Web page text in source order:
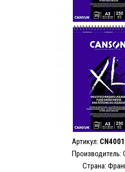
Артикул:
Производитель:
Страна: